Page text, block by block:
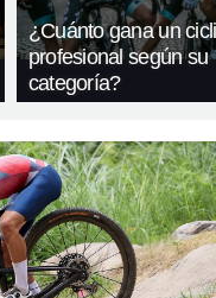
¿Cuánto gana un
profesional según su
categoría?